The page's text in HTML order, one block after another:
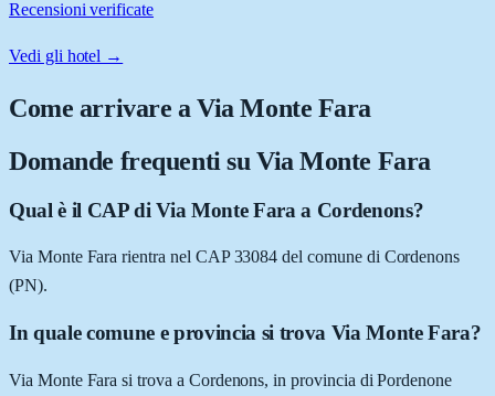
Recensioni verificate
Vedi gli hotel →
Come arrivare aVia Monte Fara
Domande frequenti su Via Monte Fara
Qual è il CAP di Via Monte Fara a Cordenons?
Via Monte Fara rientra nel CAP 33084 del comune di Cordenons
(PN).
In quale comune e provincia si trova Via Monte Fara?
Via Monte Fara si trova a Cordenons, in provincia di Pordenone